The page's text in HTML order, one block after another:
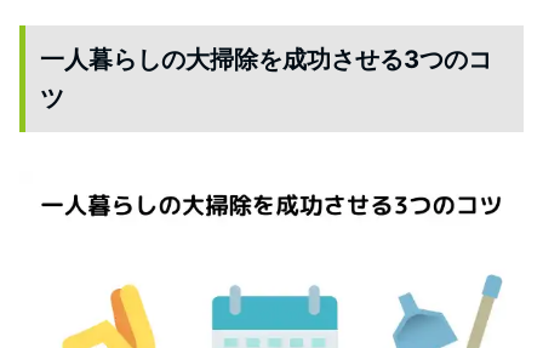
一人暮らしの大掃除を成功させる3つのコ
ツ